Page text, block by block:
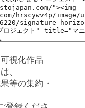
視化作品
、
等の集約・